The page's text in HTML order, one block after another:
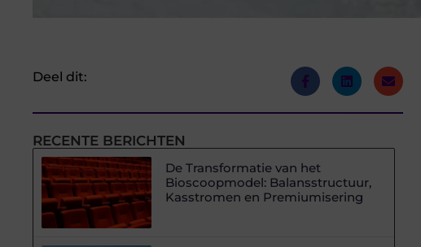
Deel dit:
RECENTE BERICHTEN
De Transformatie van het
Bioscoopmodel: Balansstructuur,
Kasstromen en Premiumisering